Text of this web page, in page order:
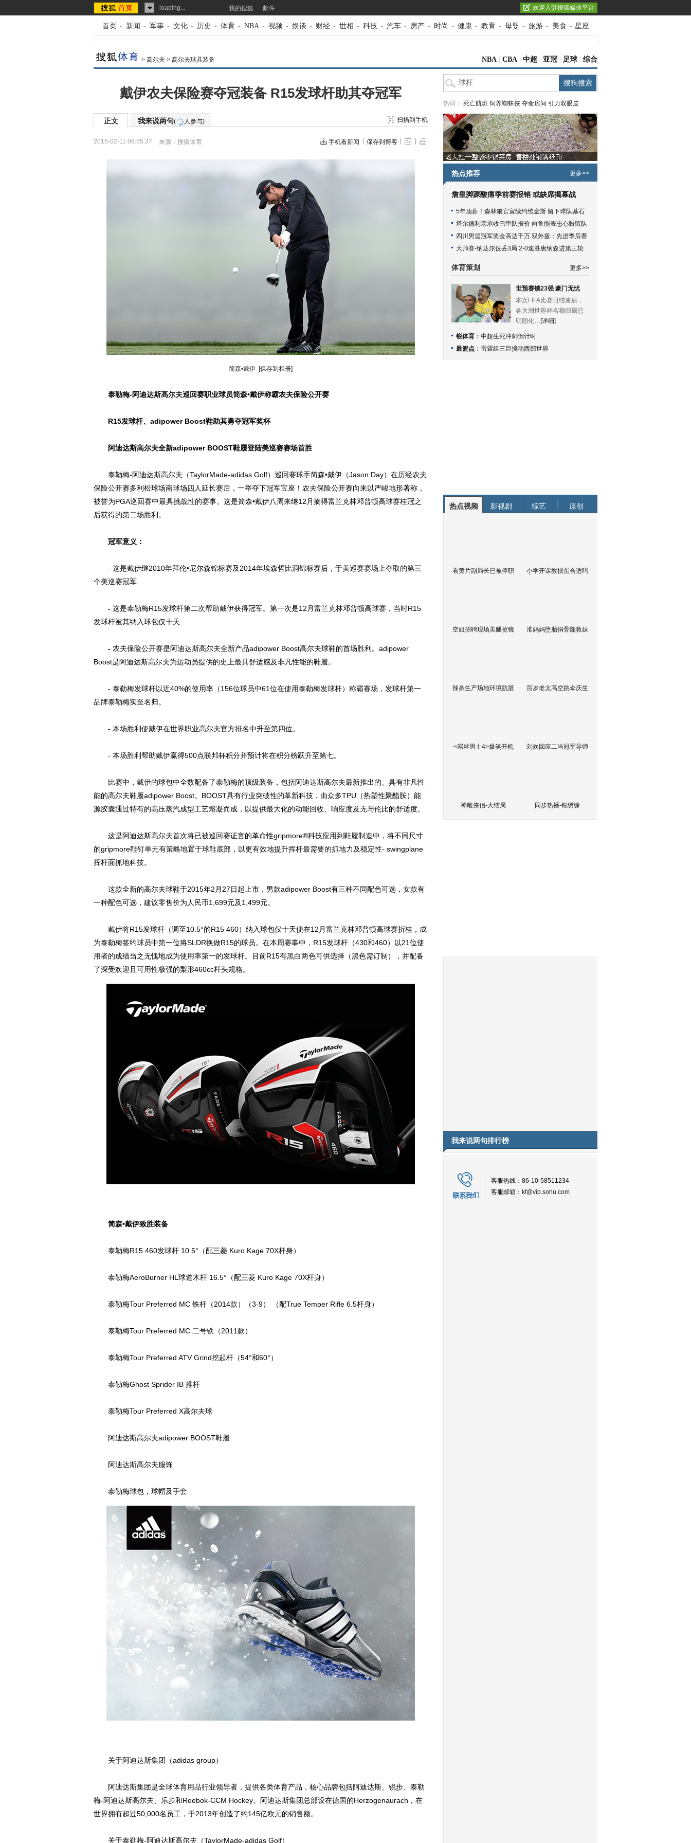
loading... 我的搜狐 邮件 欢迎入驻搜狐媒体平台
首页 - 新闻 - 军事 - 文化 - 历史 - 体育 - NBA - 视频 - 娱谈 - 财经 - 世相 - 科技 - 汽车 - 房产 - 时尚 - 健康 - 教育 - 母婴 - 旅游 - 美食 - 星座
> 高尔夫 > 高尔夫球具装备 NBA CBA 中超 亚冠 足球 综合
戴伊农夫保险赛夺冠装备 R15发球杆助其夺冠军
正文 我来说两句( 人参与) 扫描到手机
2015-02-11 09:55:37 来源： 搜狐体育 手机看新闻 保存到博客
简森•戴伊 [保存到相册]
泰勒梅-阿迪达斯高尔夫巡回赛职业球员简森•戴伊称霸农夫保险公开赛
R15发球杆、adipower Boost鞋助其勇夺冠军奖杯
阿迪达斯高尔夫全新adipower BOOST鞋履登陆美巡赛赛场首胜
泰勒梅-阿迪达斯高尔夫（TaylorMade-adidas Golf）巡回赛球手简森•戴伊（Jason Day）在历经农夫
保险公开赛多利松球场南球场四人延长赛后，一举夺下冠军宝座！农夫保险公开赛向来以严峻地形著称，
被誉为PGA巡回赛中最具挑战性的赛事。这是简森•戴伊八周来继12月摘得富兰克林邓普顿高球赛桂冠之
后获得的第二场胜利。
冠军意义：
- 这是戴伊继2010年拜伦•尼尔森锦标赛及2014年埃森哲比洞锦标赛后，于美巡赛赛场上夺取的第三
个美巡赛冠军
- 这是泰勒梅R15发球杆第二次帮助戴伊获得冠军。第一次是12月富兰克林邓普顿高球赛，当时R15
发球杆被其纳入球包仅十天
- 农夫保险公开赛是阿迪达斯高尔夫全新产品adipower Boost高尔夫球鞋的首场胜利。adipower
Boost是阿迪达斯高尔夫为运动员提供的史上最具舒适感及非凡性能的鞋履。
- 泰勒梅发球杆以近40%的使用率（156位球员中61位在使用泰勒梅发球杆）称霸赛场，发球杆第一
品牌泰勒梅实至名归。
- 本场胜利使戴伊在世界职业高尔夫官方排名中升至第四位。
- 本场胜利帮助戴伊赢得500点联邦杯积分并预计将在积分榜跃升至第七。
比赛中，戴伊的球包中全数配备了泰勒梅的顶级装备，包括阿迪达斯高尔夫最新推出的、具有非凡性
能的高尔夫鞋履adipower Boost。BOOST具有行业突破性的革新科技，由众多TPU（热塑性聚酯胺）能
源胶囊通过特有的高压蒸汽成型工艺熔凝而成，以提供最大化的动能回收、响应度及无与伦比的舒适度。
这是阿迪达斯高尔夫首次将已被巡回赛证言的革命性gripmore®科技应用到鞋履制造中，将不同尺寸
的gripmore鞋钉单元有策略地置于球鞋底部，以更有效地提升挥杆最需要的抓地力及稳定性- swingplane
挥杆面抓地科技。
这款全新的高尔夫球鞋于2015年2月27日起上市，男款adipower Boost有三种不同配色可选，女款有
一种配色可选，建议零售价为人民币1,699元及1,499元。
戴伊将R15发球杆（调至10.5°的R15 460）纳入球包仅十天便在12月富兰克林邓普顿高球赛折桂，成
为泰勒梅签约球员中第一位将SLDR换做R15的球员。在本周赛事中，R15发球杆（430和460）以21位使
用者的成绩当之无愧地成为使用率第一的发球杆。目前R15有黑白两色可供选择（黑色需订制），并配备
了深受欢迎且可用性极强的梨形460cc杆头规格。
简森•戴伊致胜装备
泰勒梅R15 460发球杆 10.5°（配三菱 Kuro Kage 70X杆身）
泰勒梅AeroBurner HL球道木杆 16.5°（配三菱 Kuro Kage 70X杆身）
泰勒梅Tour Preferred MC 铁杆（2014款）（3-9） （配True Temper Rifle 6.5杆身）
泰勒梅Tour Preferred MC 二号铁（2011款）
泰勒梅Tour Preferred ATV Grind挖起杆（54°和60°）
泰勒梅Ghost Sprider IB 推杆
泰勒梅Tour Preferred X高尔夫球
阿迪达斯高尔夫adipower BOOST鞋履
阿迪达斯高尔夫服饰
泰勒梅球包，球帽及手套
关于阿迪达斯集团（adidas group）
阿迪达斯集团是全球体育用品行业领导者，提供各类体育产品，核心品牌包括阿迪达斯、锐步、泰勒
梅-阿迪达斯高尔夫、乐步和Reebok-CCM Hockey。阿迪达斯集团总部设在德国的Herzogenaurach，在
世界拥有超过50,000名员工，于2013年创造了约145亿欧元的销售额。
关于泰勒梅-阿迪达斯高尔夫（TaylorMade-adidas Golf）
热词： 死亡航班 饲养蜘蛛侠 夺命房间 引力双眼皮
热点推荐 更多>>
詹皇脚踝酸痛季前赛报销 或缺席揭幕战
5年顶薪！森林狼官宣续约维金斯 留下球队基石
塔尔德利亲承收巴甲队报价 向鲁能表忠心盼留队
四川男篮冠军奖金高达千万 双外援：先进季后赛
大师赛-纳达尔仅丢3局 2-0速胜唐纳森进第三轮
体育策划 更多>>
世预赛锁23强 豪门无忧
本次FIFA比赛日结束后，
各大洲世界杯名额归属已
明朗化… [详细]
锐体育 ： 中超生死冲刺倒计时
最篮点 ： 雷霆组三巨搅动西部世界
热点视频 影视剧 综艺 原创
看黄片副局长已被停职 小学开课教掼蛋合适吗
空姐招聘现场美腿抢镜 准妈妈堕胎捐骨髓救妹
辣条生产场地环境肮脏 百岁老太高空跳伞庆生
<屌丝男士4>爆笑开机 刘欢回应二当冠军导师
神雕侠侣-大结局 同步热播-锦绣缘
我来说两句排行榜
客服热线：86-10-58511234
客服邮箱： kf@vip.sohu.com